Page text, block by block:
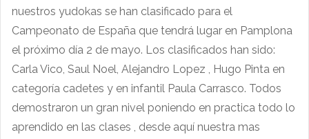
nuestros yudokas se han clasificado para el
Campeonato de España que tendrá lugar en Pamplona
el próximo día 2 de mayo. Los clasificados han sido:
Carla Vico, Saul Noel, Alejandro Lopez , Hugo Pinta en
categoría cadetes y en infantil Paula Carrasco. Todos
demostraron un gran nivel poniendo en practica todo lo
aprendido en las clases , desde aquí nuestra mas